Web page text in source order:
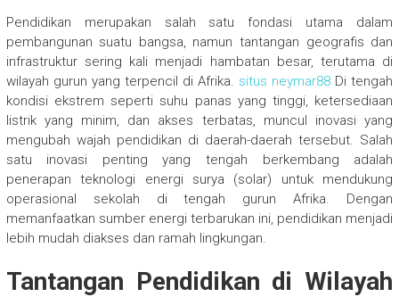
Pendidikan merupakan salah satu fondasi utama dalam
pembangunan suatu bangsa, namun tantangan geografis dan
infrastruktur sering kali menjadi hambatan besar, terutama di
wilayah gurun yang terpencil di Afrika. situs neymar88 Di tengah
kondisi ekstrem seperti suhu panas yang tinggi, ketersediaan
listrik yang minim, dan akses terbatas, muncul inovasi yang
mengubah wajah pendidikan di daerah-daerah tersebut. Salah
satu inovasi penting yang tengah berkembang adalah
penerapan teknologi energi surya (solar) untuk mendukung
operasional sekolah di tengah gurun Afrika. Dengan
memanfaatkan sumber energi terbarukan ini, pendidikan menjadi
lebih mudah diakses dan ramah lingkungan.
Tantangan Pendidikan di Wilayah